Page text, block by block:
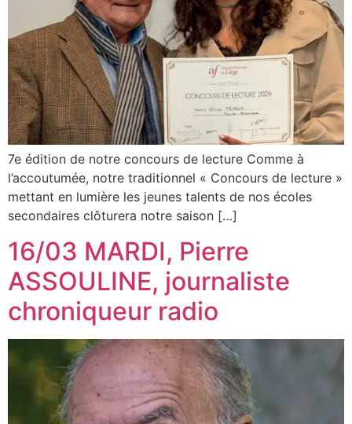
7e édition de notre concours de lecture Comme à
l’accoutumée, notre traditionnel « Concours de lecture »
mettant en lumière les jeunes talents de nos écoles
secondaires clôturera notre saison […]
16/03 MARDI, Pierre
ASSOULINE, journaliste
chroniqueur radio